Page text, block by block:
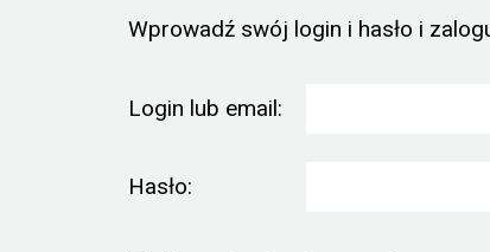
Wprowadź swój login i hasło i
Login lub email:
Hasło: